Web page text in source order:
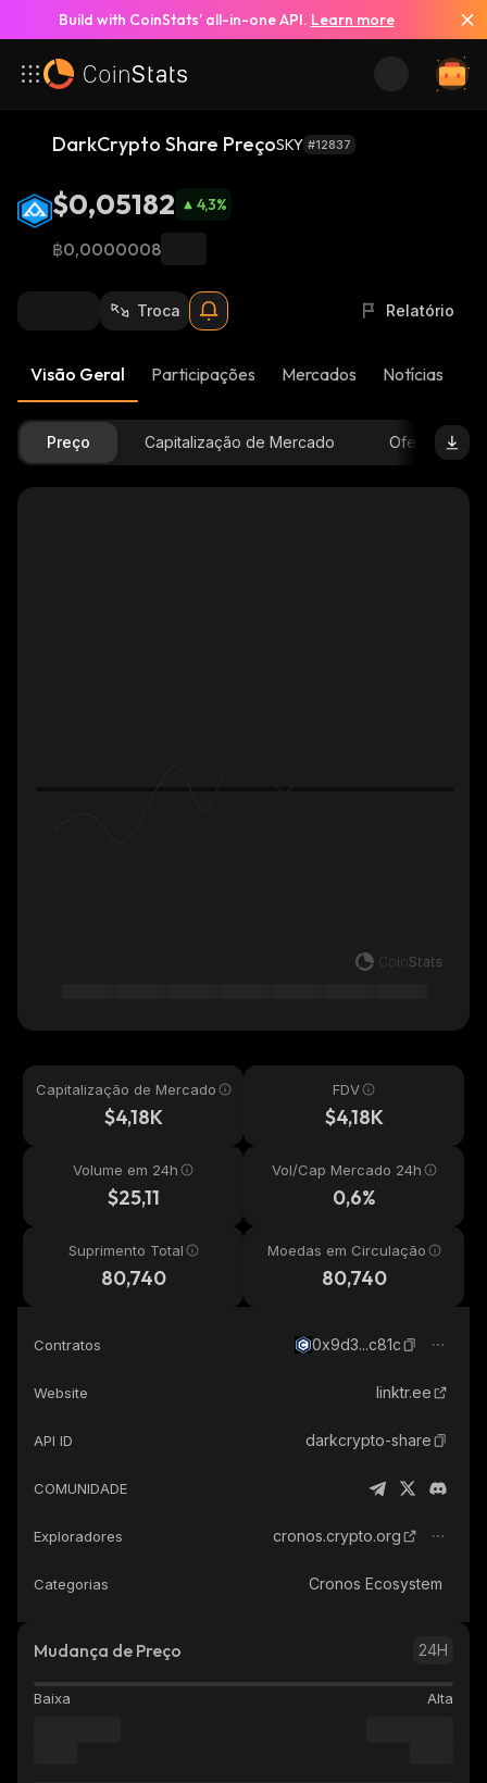
Build with CoinStats’ all-in-one API. Learn more
DarkCrypto Share PreçoSKY #12837
$0,05182 4,3%
฿0,0000008
Troca Relatório
Visão Geral Participações Mercados Notícias
Preço Capitalização de Mercado Oferta
Capitalização de Mercado
$4,18K
FDV
$4,18K
Volume em 24h
$25,11
Vol/Cap Mercado 24h
0,6%
Suprimento Total
80,740
Moedas em Circulação
80,740
Contratos 0x9d3...c81c
Website linktr.ee
API ID darkcrypto-share
COMUNIDADE
Exploradores cronos.crypto.org
Categorias Cronos Ecosystem
Mudança de Preço 24H
Baixa Alta